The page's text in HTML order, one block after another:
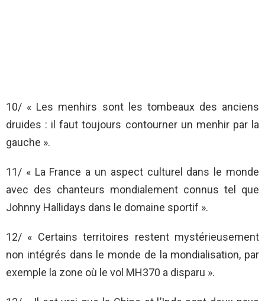
10/ « Les menhirs sont les tombeaux des anciens
druides : il faut toujours contourner un menhir par la
gauche ».
11/ « La France a un aspect culturel dans le monde
avec des chanteurs mondialement connus tel que
Johnny Hallidays dans le domaine sportif ».
12/ « Certains territoires restent mystérieusement
non intégrés dans le monde de la mondialisation, par
exemple la zone où le vol MH370 a disparu ».